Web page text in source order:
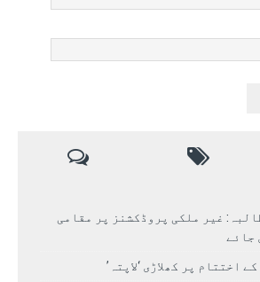
غیر ملکی پروڈکشنز پر مقامی
جائے
اختتام پر کھلاڑی ‘لاپتہ’